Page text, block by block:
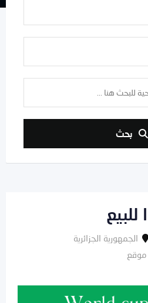
بحث
الجمهورية الجزائرية
موقع